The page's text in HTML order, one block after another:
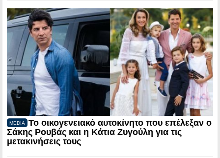
MEDIA
Το οικογενειακό αυτοκίνητο που επέλεξαν ο
Σάκης Ρουβάς και η Κάτια Ζυγούλη για τις
μετακινήσεις τους